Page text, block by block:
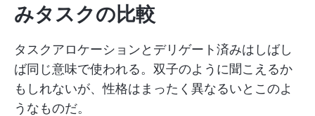
みタスクの比較
タスクアロケーションとデリゲート済みはしばし
ば同じ意味で使われる。双子のように聞こえるか
もしれないが、性格はまったく異なるいとこのよ
うなものだ。